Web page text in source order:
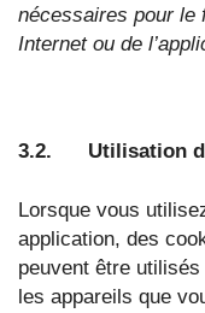
nécessaires pour le
Internet ou de
3.2. Utilisation du
Lorsque vous
application, des
peuvent être
les appareils que